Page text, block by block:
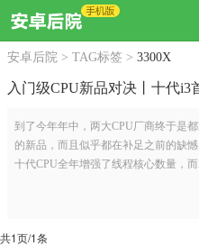
安卓后院 > TAG标签 > 3300X
入门级CPU新品对决丨十代i3
得买
到了今年年中，两大CPU厂商终于是
的新品，而且似乎都在补足之前的缺
十代CPU全年增强了线程核心数量，
共1页/1条